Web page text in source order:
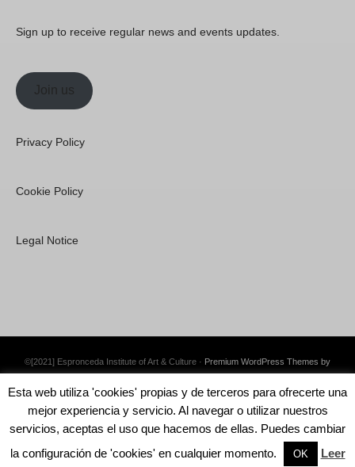
Sign up to receive regular news and events updates.
Join us
Privacy Policy
Cookie Policy
Legal Notice
©[2021] Espronceda Institute of Art & Culture · Premium WordPress Themes by
Esta web utiliza 'cookies' propias y de terceros para ofrecerte una
mejor experiencia y servicio. Al navegar o utilizar nuestros
servicios, aceptas el uso que hacemos de ellas. Puedes cambiar
la configuración de 'cookies' en cualquier momento.
OK Leer
English Català Español